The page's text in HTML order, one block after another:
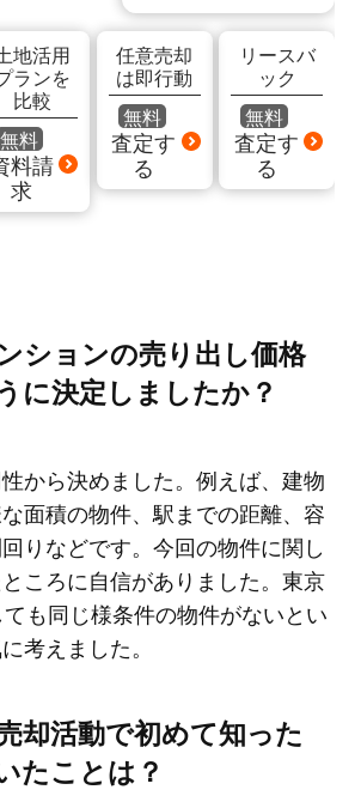
地活用
ランを
比較
無料
料請
求
任意売却
は即行動
無料
査定す
る
リースバ
ック
無料
査定す
る
ションの売り出し価格
に決定しましたか？
から決めました。例えば、建物
面積の物件、駅までの距離、容
りなどです。今回の物件に関し
ころに自信がありました。東京
も同じ様条件の物件がないとい
考えました。
却活動で初めて知った
たことは？